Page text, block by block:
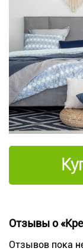
Отзывы о
Отзывов пока